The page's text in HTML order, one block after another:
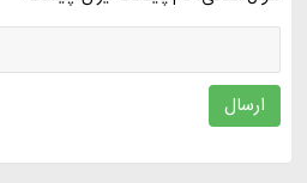
ارسال